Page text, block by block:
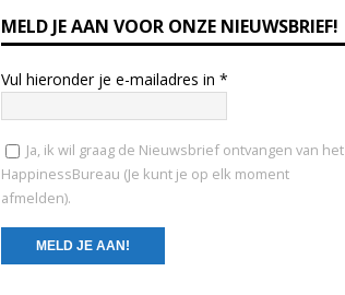
MELD JE AAN VOOR ONZE NIEUWSBRIEF!
Vul hieronder je e-mailadres in *
Ja, ik wil graag de Nieuwsbrief ontvangen van het
HappinessBureau (Je kunt je op elk moment
afmelden).